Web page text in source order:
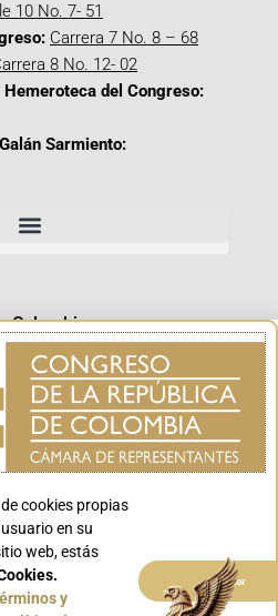
10 No. 7- 51
Carrera 7 No. 8 – 68
8 No. 12- 02
del Congreso:
Sarmiento:
cookies propias
en su
web, estás
y
Aceptar